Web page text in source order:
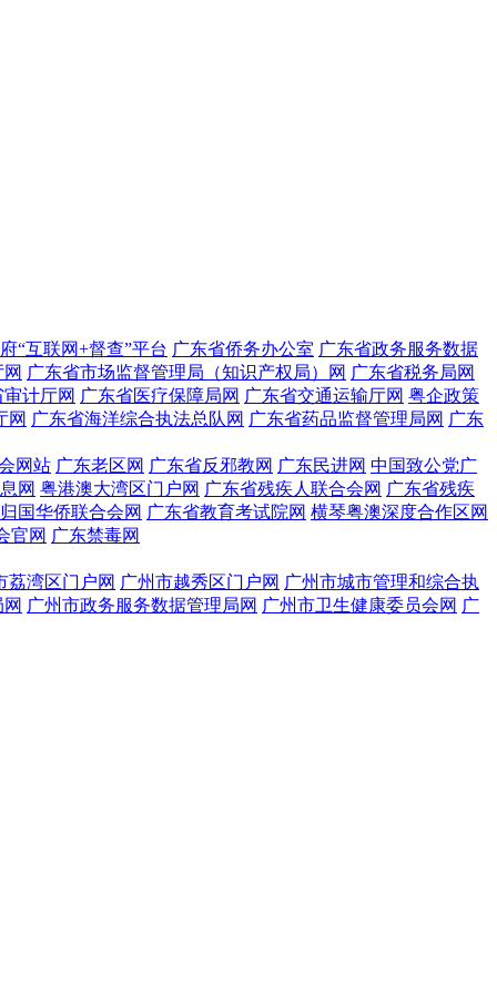
“互联网+督查”平台 广东省侨务办公室 广东省政务服务数据
广东省市场监督管理局（知识产权局）网 广东省税务局网
计厅网 广东省医疗保障局网 广东省交通运输厅网 粤企政策
网 广东省海洋综合执法总队网 广东省药品监督管理局网 广东
网站 广东老区网 广东省反邪教网 广东民进网 中国致公党广
网 粤港澳大湾区门户网 广东省残疾人联合会网 广东省残疾
国华侨联合会网 广东省教育考试院网 横琴粤澳深度合作区网
官网 广东禁毒网
荔湾区门户网 广州市越秀区门户网 广州市城市管理和综合执
广州市政务服务数据管理局网 广州市卫生健康委员会网 广